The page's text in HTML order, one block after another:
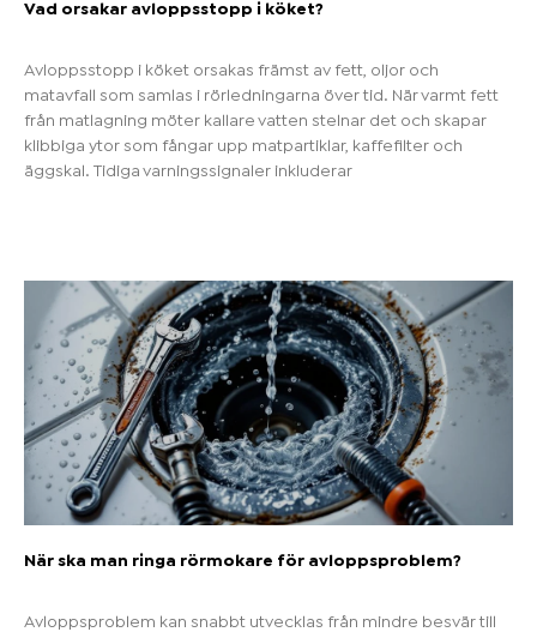
Vad orsakar avloppsstopp i köket?
Avloppsstopp i köket orsakas främst av fett, oljor och
matavfall som samlas i rörledningarna över tid. När varmt fett
från matlagning möter kallare vatten stelnar det och skapar
klibbiga ytor som fångar upp matpartiklar, kaffefilter och
äggskal. Tidiga varningssignaler inkluderar
När ska man ringa rörmokare för avloppsproblem?
Avloppsproblem kan snabbt utvecklas från mindre besvär till